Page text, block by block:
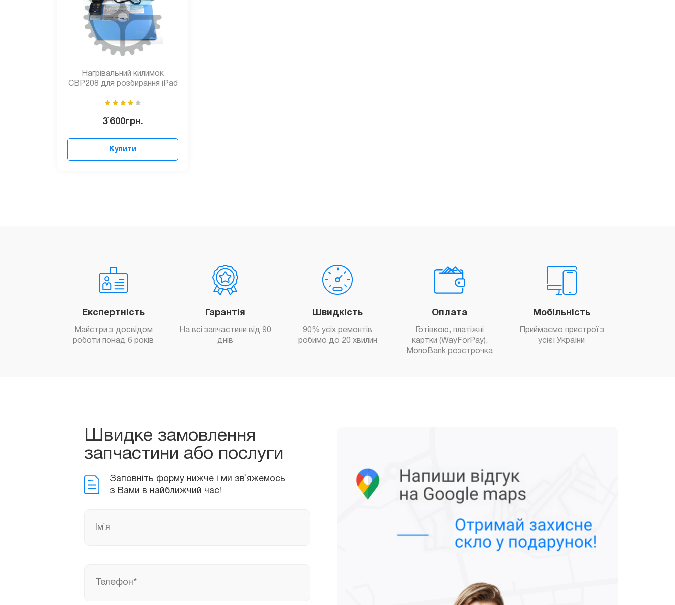
Нагрівальний килимок
CBP208 для розбирання iPad
3`600грн.
Купити
Експертність
Майстри з досвідом
роботи понад 6 років
Гарантія
На всі запчастини від 90
днів
Швидкість
90% усіх ремонтів
робимо до 20 хвилин
Оплата
Готівкою, платіжні
картки (WayForPay),
MonoBank розстрочка
Мобільність
Приймаємо пристрої з
усієї України
Швидке замовлення
запчастини або послуги